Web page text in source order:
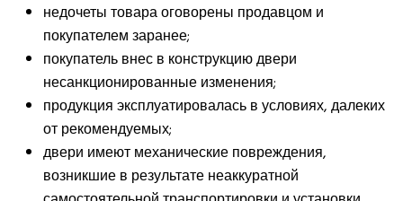
недочеты товара оговорены продавцом и
покупателем заранее;
покупатель внес в конструкцию двери
несанкционированные изменения;
продукция эксплуатировалась в условиях, далеких
от рекомендуемых;
двери имеют механические повреждения,
возникшие в результате неаккуратной